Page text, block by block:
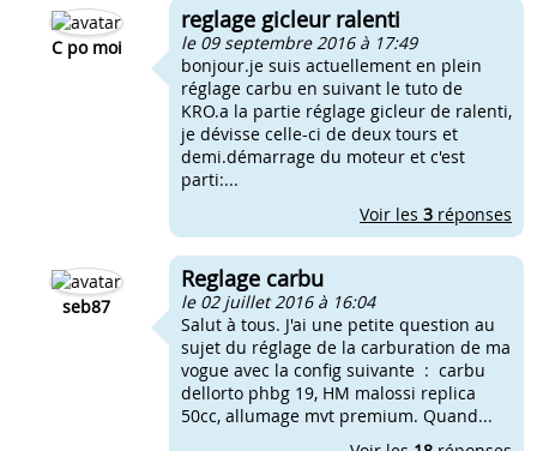
C po moi
reglage gicleur ralenti
le 09 septembre 2016 à 17:49
bonjour.je suis actuellement en plein
réglage carbu en suivant le tuto de
KRO.a la partie réglage gicleur de ralenti,
je dévisse celle-ci de deux tours et
demi.démarrage du moteur et c'est
parti:...
Voir les 3 réponses
seb87
Reglage carbu
le 02 juillet 2016 à 16:04
Salut à tous. J'ai une petite question au
sujet du réglage de la carburation de ma
vogue avec la config suivante : carbu
dellorto phbg 19, HM malossi replica
50cc, allumage mvt premium. Quand...